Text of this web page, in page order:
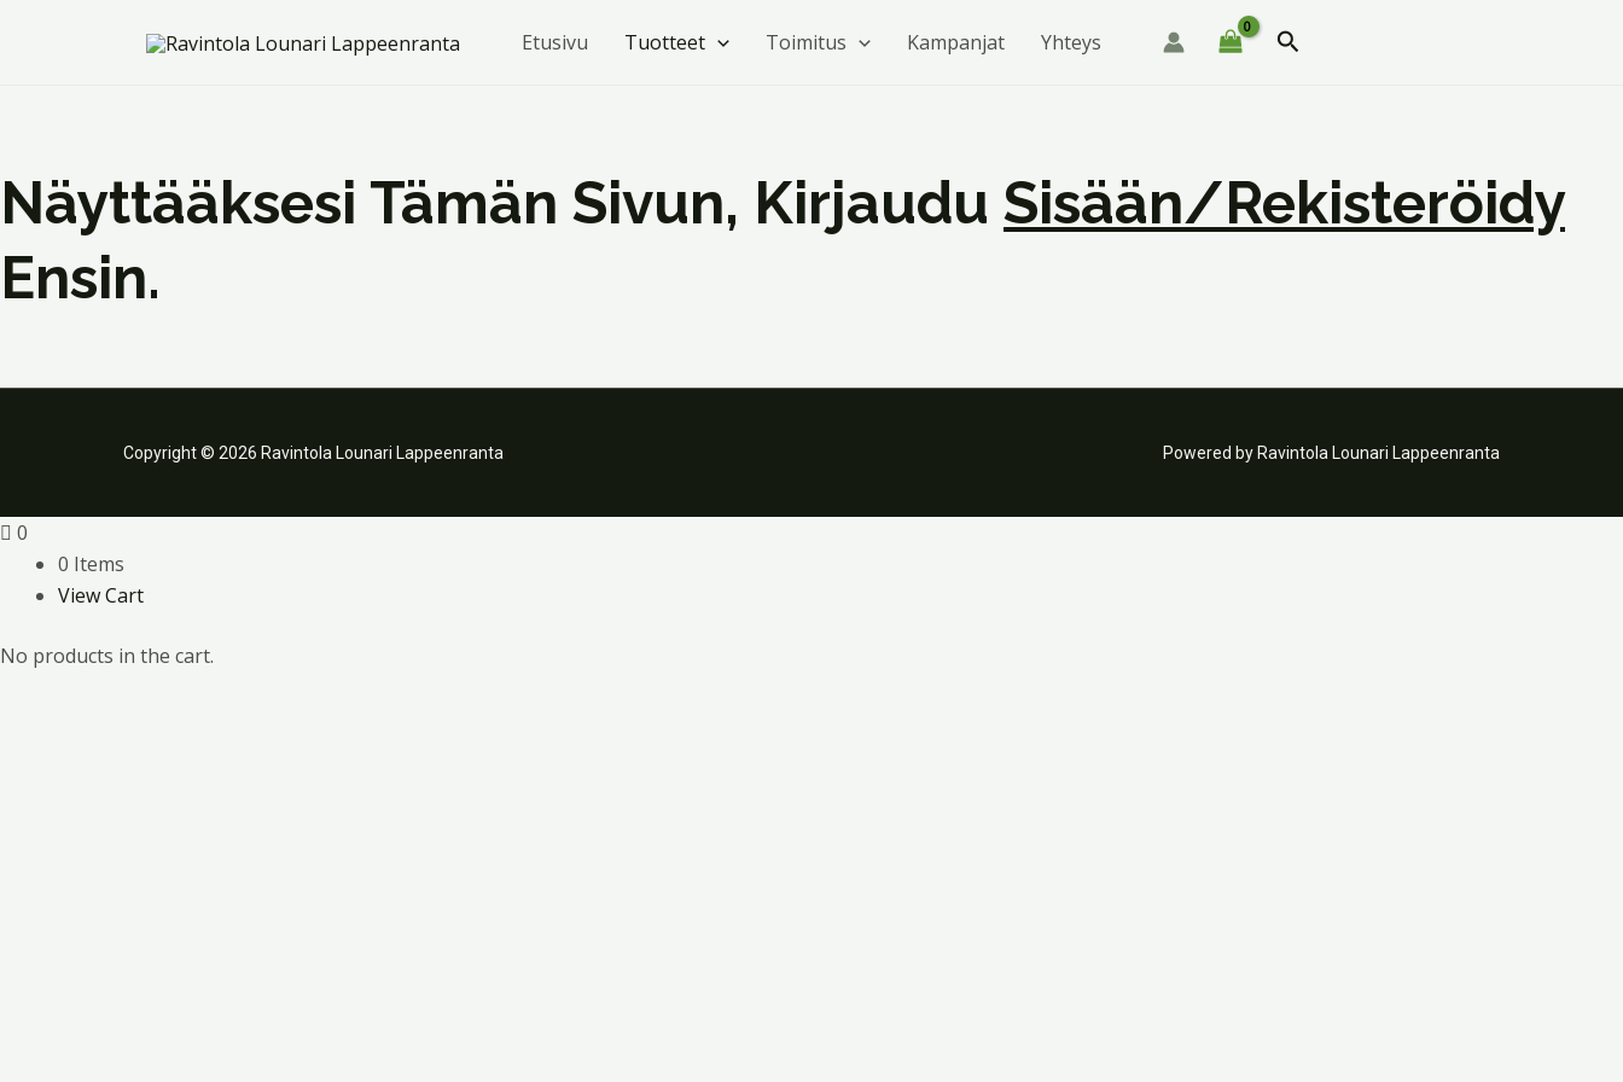
Etusivu Tuotteet Toimitus Kampanjat Yhteys Hae
Näyttääksesi Tämän Sivun, Kirjaudu Sisään/rekisteröidy
Ensin.
Copyright © 2026 Ravintola Lounari Lappeenranta Powered by Ravintola Lounari Lappeenranta
0
0 Items
View Cart
No products in the cart.